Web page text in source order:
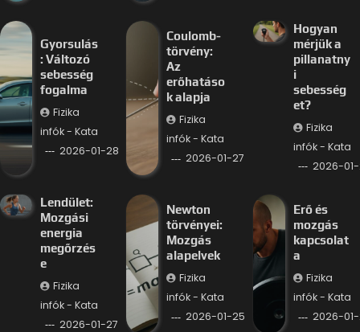
Gyorsulás
: Változó
sebesség
fogalma
Fizika
infók - Kata
2026-01-28
Coulomb-
törvény:
Az
erőhatáso
k alapja
Fizika
infók - Kata
2026-01-27
Hogyan
mérjük a
pillanatny
i
sebesség
et?
Fizika
infók - Kata
2026-
Lendület:
Mozgási
energia
megőrzés
e
Fizika
infók - Kata
2026-01-27
Newton
törvényei:
Mozgás
alapelvek
Fizika
infók - Kata
2026-01-25
Erő és
mozgás
kapcsolat
a
Fizika
infók - Kata
2026-